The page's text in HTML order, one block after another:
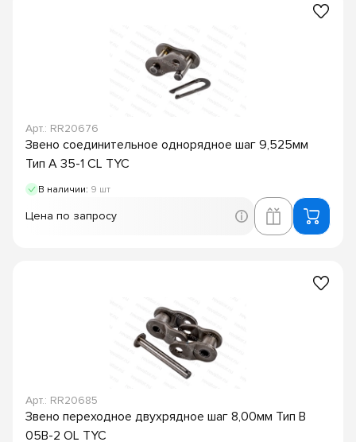
Арт.: RR20676
Звено соединительное однорядное шаг 9,525мм
Тип A 35-1 CL TYC
В наличии: 9 шт
Цена по запросу
Арт.: RR20685
Звено переходное двухрядное шаг 8,00мм Тип B
05B-2 OL TYC